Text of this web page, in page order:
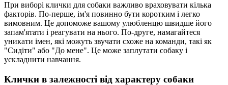
При виборі клички для собаки важливо враховувати кілька
факторів. По-перше, ім'я повинно бути коротким і легко
вимовним. Це допоможе вашому улюбленцю швидше його
запам'ятати і реагувати на нього. По-друге, намагайтеся
уникати імен, які можуть звучати схоже на команди, такі як
"Сидіти" або "До мене". Це може заплутати собаку і
ускладнити навчання.
Клички в залежності від характеру собаки